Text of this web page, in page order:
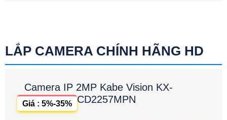
LẮP CAMERA CHÍNH HÃNG HD
Camera IP 2MP Kabe Vision KX-
CD2257MPN
Giá : 5%-35%